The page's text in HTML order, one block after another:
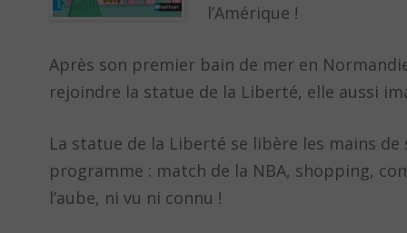
l’Amérique !
Après son premier bain de mer en
rejoindre la statue de la Liberté, elle aussi
La statue de la Liberté se libère les mains
programme : match de la NBA, shopping,
l’aube, ni vu ni connu !